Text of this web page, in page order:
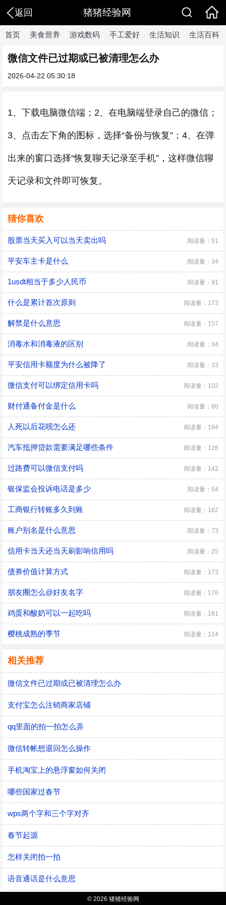
返回 猪猪经验网
首页 美食营养 游戏数码 手工爱好 生活知识 生活百科
微信文件已过期或已被清理怎么办
2026-04-22 05:30:18
1、下载电脑微信端；2、在电脑端登录自己的微信；
3、点击左下角的图标，选择“备份与恢复”；4、在弹
出来的窗口选择“恢复聊天记录至手机”，这样微信聊
天记录和文件即可恢复。
猜你喜欢
股票当天买入可以当天卖出吗 阅读量：51
平安车主卡是什么 阅读量：34
1usdt相当于多少人民币 阅读量：91
什么是累计首次原则 阅读量：173
解禁是什么意思 阅读量：157
消毒水和消毒液的区别 阅读量：34
平安信用卡额度为什么被降了 阅读量：33
微信支付可以绑定信用卡吗 阅读量：102
财付通备付金是什么 阅读量：80
人死以后花呗怎么还 阅读量：194
汽车抵押贷款需要满足哪些条件 阅读量：126
过路费可以微信支付吗 阅读量：142
银保监会投诉电话是多少 阅读量：54
工商银行转账多久到账 阅读量：162
账户别名是什么意思 阅读量：73
信用卡当天还当天刷影响信用吗 阅读量：25
债券价值计算方式 阅读量：173
朋友圈怎么@好友名字 阅读量：176
鸡蛋和酸奶可以一起吃吗 阅读量：181
樱桃成熟的季节 阅读量：124
相关推荐
微信文件已过期或已被清理怎么办
支付宝怎么注销商家店铺
qq里面的拍一拍怎么弄
微信转帐想退回怎么操作
手机淘宝上的悬浮窗如何关闭
哪些国家过春节
wps两个字和三个字对齐
春节起源
怎样关闭拍一拍
语音通话是什么意思
© 2026 猪猪经验网